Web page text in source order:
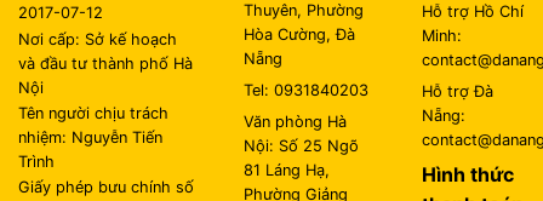
2017-07-12
Nơi cấp: Sở kế hoạch
và đầu tư thành phố Hà
Nội
Tên người chịu trách
nhiệm: Nguyễn Tiến
Trình
Giấy phép bưu chính số
Thuyên, Phường
Hòa Cường, Đà
Nẵng
Tel: 0931840203
Văn phòng Hà
Nội: Số 25 Ngõ
81 Láng Hạ,
Phường Giảng
Hỗ trợ Hồ Chí
Minh:
Hỗ trợ Đà
Nẵng:
Hình thức